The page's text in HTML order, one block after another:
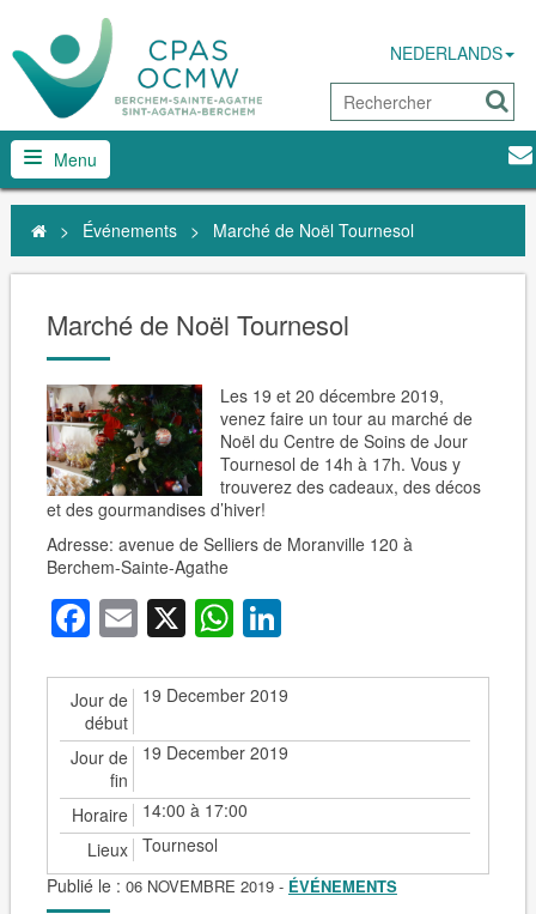
NEDERLANDS
Menu
> Événements > Marché de Noël Tournesol
Marché de Noël Tournesol
Les 19 et 20 décembre 2019,
venez faire un tour au marché de
Noël du Centre de Soins de Jour
Tournesol de 14h à 17h. Vous y
trouverez des cadeaux, des décos
et des gourmandises d’hiver!
Adresse: avenue de Selliers de Moranville 120 à
Berchem-Sainte-Agathe
Facebook
Email
X WhatsApp
LinkedIn
Jour de
début
19 December 2019
Jour de
fin
19 December 2019
Horaire
14:00 à 17:00
Lieux
Tournesol
Publié le : 06 NOVEMBRE 2019 - ÉVÉNEMENTS